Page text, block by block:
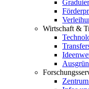
Wirtschaft &